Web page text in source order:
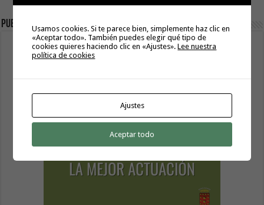
PublicidadUsamos cookies. Si te parece bien, simplemente haz clic en
«Aceptar todo». También puedes elegir qué tipo de
cookies quieres haciendo clic en «Ajustes».Lee nuestra
política de cookies
Ajustes
Aceptar todo